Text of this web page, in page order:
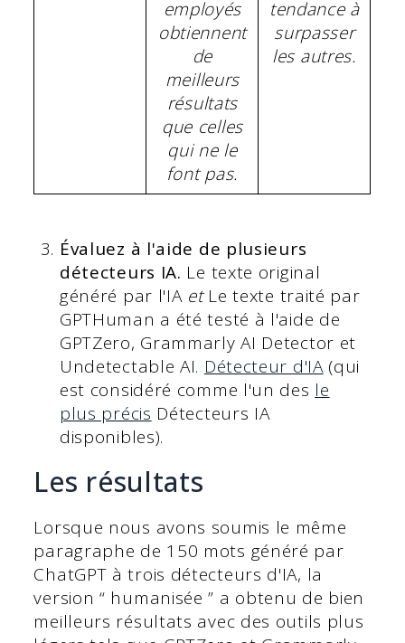
employés
obtiennent
de
meilleurs
résultats
que celles
qui ne le
font pas.
tendance à
surpasser
les autres.
Évaluez à l'aide de plusieurs
détecteurs IA. Le texte original
généré par l'IA etLe texte traité par
GPTHuman a été testé à l'aide de
GPTZero, Grammarly AI Detector et
Undetectable AI. Détecteur d'IA(qui
est considéré comme l'un des le
plus précis Détecteurs IA
disponibles).
Les résultats
Lorsque nous avons soumis le même
paragraphe de 150 mots généré par
ChatGPT à trois détecteurs d'IA, la
version “ humanisée ” a obtenu de bien
meilleurs résultats avec des outils plus